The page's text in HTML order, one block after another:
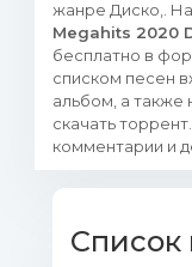
жанре Диско,.
Megahits 2020
бесплатно в
списком песен
альбом, а также
скачать
комментарии и
Список